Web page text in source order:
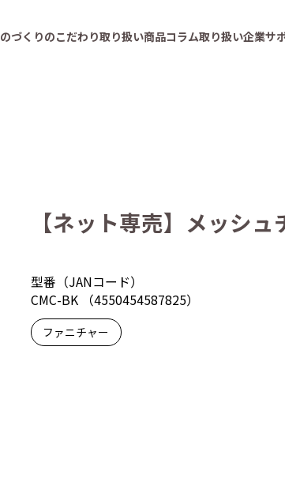
づくりのこだわり取り扱い商品コラム取り扱い企業サ
【ネット専売】メッシ
型番（JANコード）
CMC-BK （4550454587825）
ファニチャー